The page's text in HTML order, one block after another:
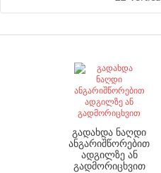
გადახდა ნაღდი
ანგარიშწორებით
ადგილზე ან
გადმორიცხვით